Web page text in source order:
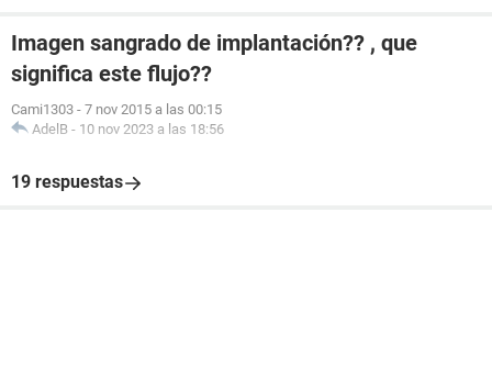
Imagen sangrado de implantación?? , que
significa este flujo??
Cami1303 - 7 nov 2015 a las 00:15
AdelB - 10 nov 2023 a las 18:56
19 respuestas